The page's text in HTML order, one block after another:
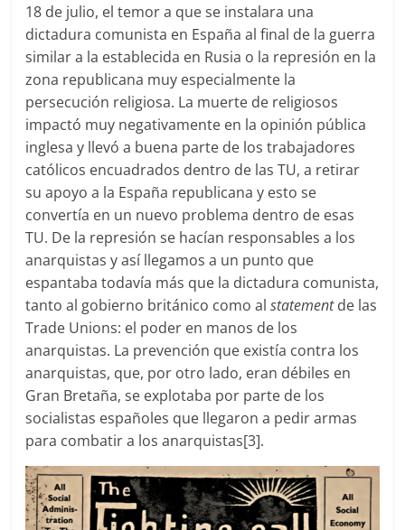
18 de julio, el temor a que se instalara una
dictadura comunista en España al final de la guerra
similar a la establecida en Rusia o la represión en la
zona republicana muy especialmente la
persecución religiosa. La muerte de religiosos
impactó muy negativamente en la opinión pública
inglesa y llevó a buena parte de los trabajadores
católicos encuadrados dentro de las TU, a retirar
su apoyo a la España republicana y esto se
convertía en un nuevo problema dentro de esas
TU. De la represión se hacían responsables a los
anarquistas y así llegamos a un punto que
espantaba todavía más que la dictadura comunista,
tanto al gobierno británico como alstatementde las
Trade Unions: el poder en manos de los
anarquistas. La prevención que existía contra los
anarquistas, que, por otro lado, eran débiles en
Gran Bretaña, se explotaba por parte de los
socialistas españoles que llegaron a pedir armas
para combatir a los anarquistas[3].